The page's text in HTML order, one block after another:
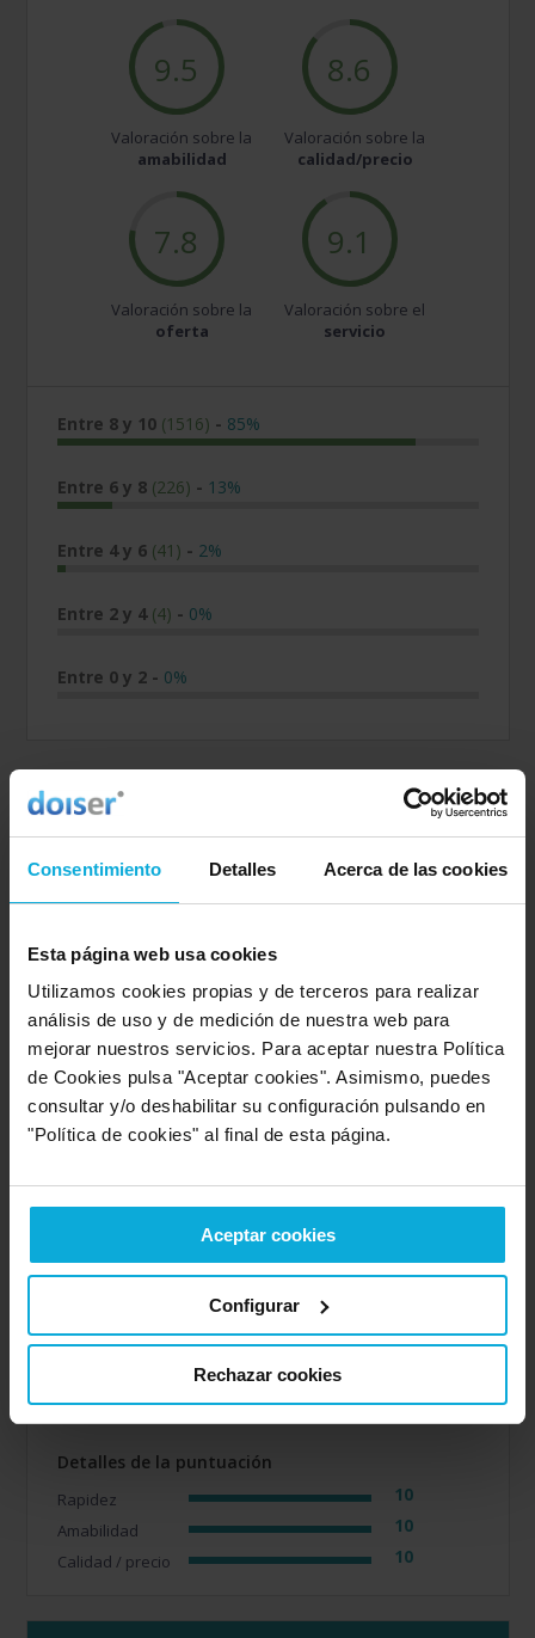
Consentimiento Detalles Acerca de las cookies
Esta página web usa cookies
Utilizamos cookies propias y de terceros para realizar
análisis de uso y de medición de nuestra web para
mejorar nuestros servicios. Para aceptar nuestra Política
de Cookies pulsa "Aceptar cookies". Asimismo, puedes
consultar y/o deshabilitar su configuración pulsando en
"Política de cookies" al final de esta página.
Aceptar cookies
Configurar
Rechazar cookies
9.5
Valoración sobre la
amabilidad
8.6
Valoración sobre la
calidad/precio
7.8
Valoración sobre la
oferta
9.1
Valoración sobre el
servicio
Entre 8 y 10 (1516) - 85%
Entre 6 y 8 (226) - 13%
Entre 4 y 6 (41) - 2%
Entre 2 y 4 (4) - 0%
Entre 0 y 2 - 0%
Empresa valorada:
6.7
Opinión de: Anónimo
Detalles de la puntuación
Rapidez 6
Amabilidad 6
Calidad / precio
Empresa valorada:
Detalles de la puntuación
Rapidez 10
Amabilidad 10
Calidad / precio 10